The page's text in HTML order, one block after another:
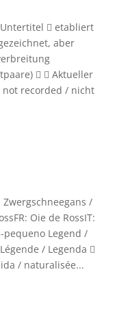
 etabliert
aber
  Aktueller
not recorded / nicht
Zwergschneegans /
Oie de RossIT:
pequeno Legend /
/ Legenda 
/ naturalisée...